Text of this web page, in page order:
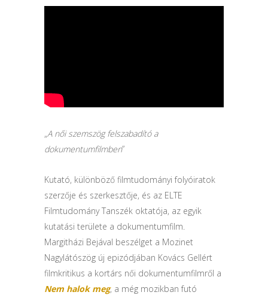
„A női szemszög felszabadító a
dokumentumfilmben”
Kutató, különböző filmtudományi folyóiratok
szerzője és szerkesztője, és az ELTE
Filmtudomány Tanszék oktatója, az egyik
kutatási területe a dokumentumfilm.
Margitházi Bejával beszélget a Mozinet
Nagylátószög új epizódjában Kovács Gellért
filmkritikus a kortárs női dokumentumfilmről a
Nem halok meg, a még mozikban futó